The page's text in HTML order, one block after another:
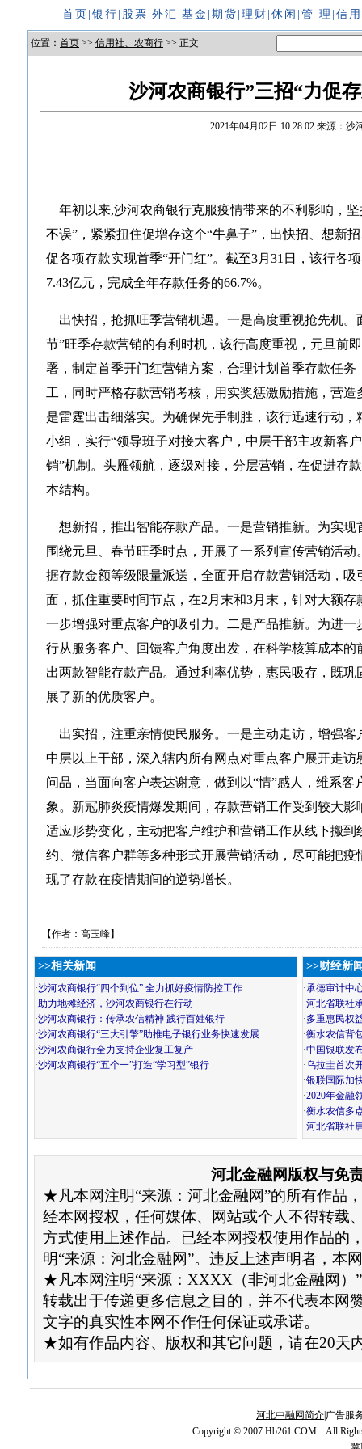
首页 银行 股票 外汇 基金 期货 理财 休闲 管 理 信
位置： 首页 >> 信用社、农商行 >> 正文
沙河农商银行”三招“力促
2021年04月02日 10:28:02 来源：沙
年初以来,沙河农商银行克服疫情带来的不利影响，
不误”，紧紧扭住促增存这个“牛鼻子”，出快招、想新
促各项存款实现首季“开门红”。截至3月31日，该行各
7.43亿元，完成全年存款任务的66.7%。
出快招，抢抓旺季营销机遇。一是高度重视抢先机。
节”旺季存款营销的有利时机，该行高度重视，元旦前
署，制定首季开门红营销方案，合理计划首季存款任
工，同时严格存款营销考核，用实奖惩激励措施，营
是雷霆出击细落实。为确保先手制胜，该行迅速行动
小组，实行“领导班子对接大客户，中层干部主攻新客
销”机制。头雁领航，逐级对接，分层营销，在促进存
本结构。
想新招，推出智能存款产品。一是营销推新。为实现
围绕元旦、春节旺季时点，开展了一系列宣传营销活
据存款金额等级限量派送，全面开启存款营销活动，
面，抓住重要时间节点，在2月末和3月末，针对大额
一步增强对重点客户的吸引力。二是产品推新。为进
行从服务客户、回馈客户角度出发，在科学核算成本
出两款智能存款产品。通过利率优势，惠民吸存，既
展了新的优质客户。
出实招，注重亲情便民服务。一是主动走访，增强客
中层以上干部，深入辖内所有网点对重点客户展开走
问品，当面向客户表达谢意，做到以“情”感人，维系
象。新冠肺炎疫情爆发期间，存款营销工作受到较大
适应形势变化，主动把客户维护和营销工作从线下搬
约、微信客户群等多种形式开展营销活动，尽可能把
现了存款在疫情期间的逆势增长。
【作者：高玉峰】
>>相关新闻
·沙河农商银行“四个到位” 全力抓好疫情防控工作
·助力地摊经济，沙河农商银行在行动
·沙河农商银行：传承农信精神 践行百姓银行
·沙河农商银行“三大引擎”助推电子银行业务快速发展
·沙河农商银行全力支持企业复工复产
·沙河农商银行“五个一”打造“学习型”银行
>>财经新
·承德审计中
·河北省联社
·多重惠民权
·衡水农信背
·中国银联发
·乌拉圭首次
·银联国际加
·2020年金融
·衡水农信多
·河北省联社
河北金融网版权与免
★凡本网注明“来源：河北金融网”的所有作品
经本网授权，任何媒体、网站或个人不得转载
方式使用上述作品。已经本网授权使用作品的
明“来源：河北金融网”。违反上述声明者，本
★凡本网注明“来源：XXXX（非河北金融网）
转载出于传递更多信息之目的，并不代表本网
文字的真实性本网不作任何保证或承诺。
★如有作品内容、版权和其它问题，请在20天
河北中融网简介 |广告服
Copyright © 2007 Hb261.COM All